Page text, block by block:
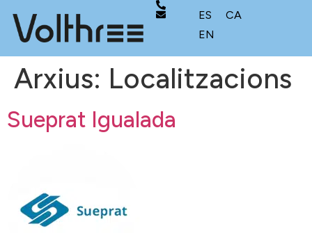
ES
CA
EN
Arxius: Localitzacions
Sueprat Igualada